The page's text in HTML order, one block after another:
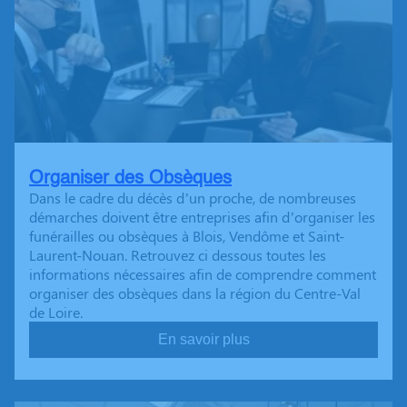
Organiser des Obsèques
Dans le cadre du décès d’un proche, de nombreuses
démarches doivent être entreprises afin d’organiser les
funérailles ou obsèques à Blois, Vendôme et Saint-
Laurent-Nouan. Retrouvez ci dessous toutes les
informations nécessaires afin de comprendre comment
organiser des obsèques dans la région du Centre-Val
de Loire.
En savoir plus